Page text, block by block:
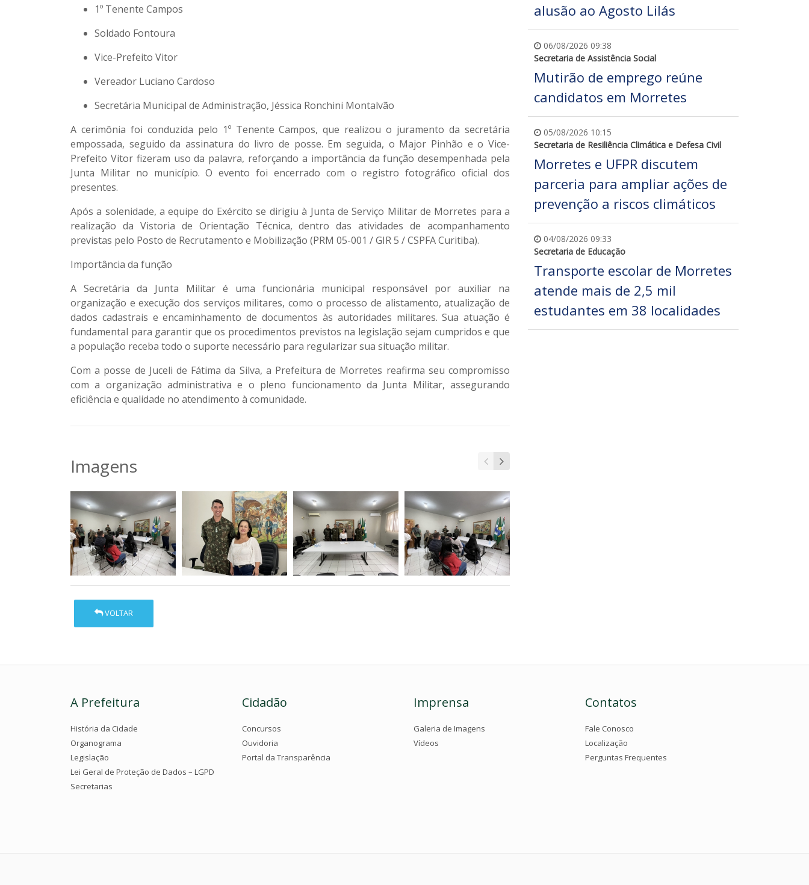
1º Tenente Campos
Soldado Fontoura
Vice-Prefeito Vitor
Vereador Luciano Cardoso
Secretária Municipal de Administração, Jéssica Ronchini Montalvão
A cerimônia foi conduzida pelo 1º Tenente Campos, que realizou o juramento da secretária
empossada, seguido da assinatura do livro de posse. Em seguida, o Major Pinhão e oVice-
Prefeito Vitorfizeram uso da palavra, reforçando a importância da função desempenhada pela
Junta Militar no município. O evento foi encerrado com o registro fotográfico oficial dos
presentes.
Após a solenidade, a equipe do Exército se dirigiu à Junta de Serviço Militar de Morretes para a
realização da Vistoria de Orientação Técnica, dentro das atividades de acompanhamento
previstas pelo Posto de Recrutamento e Mobilização (PRM 05-001 / GIR 5 / CSPFA Curitiba).
Importância da função
A Secretária da Junta Militar é uma funcionária municipal responsável por auxiliar na
organização e execução dos serviços militares, como o processo de alistamento, atualização de
dados cadastrais e encaminhamento de documentos às autoridades militares. Sua atuação é
fundamental para garantir que os procedimentos previstos na legislação sejam cumpridos e que
a população receba todo o suporte necessário para regularizar sua situação militar.
Com a posse de Juceli de Fátima da Silva, a Prefeitura de Morretes reafirma seu compromisso
com a organização administrativa e o pleno funcionamento da Junta Militar, assegurando
eficiência e qualidade no atendimento à comunidade.
Imagens
VOLTAR
alusão ao Agosto Lilás
06/08/2026 09:38
Secretaria de Assistência Social
Mutirão de emprego reúne
candidatos em Morretes
05/08/2026 10:15
Secretaria de Resiliência Climática e Defesa Civil
Morretes e UFPR discutem
parceria para ampliar ações de
prevenção a riscos climáticos
04/08/2026 09:33
Secretaria de Educação
Transporte escolar de Morretes
atende mais de 2,5 mil
estudantes em 38 localidades
A Prefeitura
História da Cidade
Organograma
Legislação
Lei Geral de Proteção de Dados – LGPD
Secretarias
Cidadão
Concursos
Ouvidoria
Portal da Transparência
Imprensa
Galeria de Imagens
Vídeos
Contatos
Fale Conosco
Localização
Perguntas Frequentes